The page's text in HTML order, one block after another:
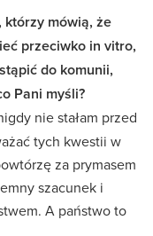
którzy mówią, że
przeciwko in vitro,
do komunii,
Pani myśli?
nie stałam przed
tych kwestii w
za prymasem
szacunek i
A państwo to